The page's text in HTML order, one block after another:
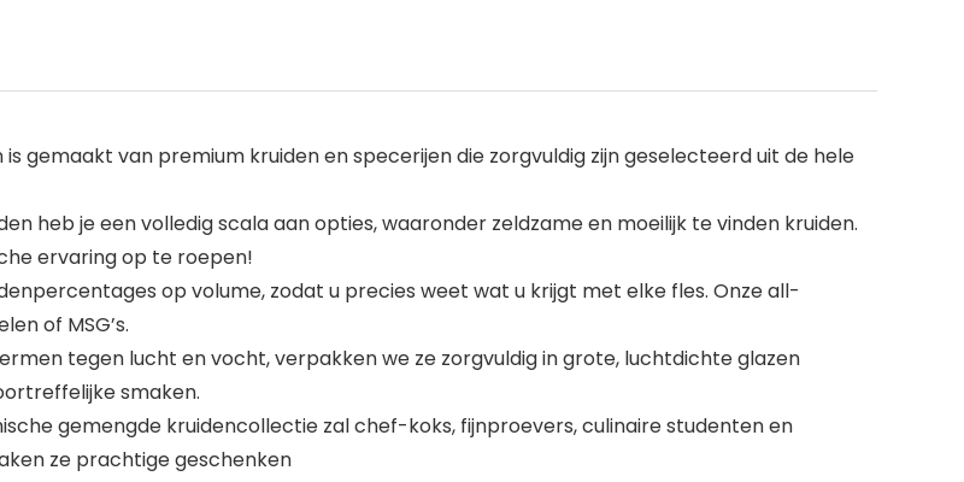
gemaakt van premium kruiden en specerijen die zorgvuldig zijn geselecteerd uit de hele
heb je een volledig scala aan opties, waaronder zeldzame en moeilijk te vinden kruiden.
ervaring op te roepen!
op volume, zodat u precies weet wat u krijgt met elke fles. Onze all-
of MSG’s.
tegen lucht en vocht, verpakken we ze zorgvuldig in grote, luchtdichte glazen
smaken.
gemengde kruidencollectie zal chef-koks, fijnproevers, culinaire studenten en
ze prachtige geschenken